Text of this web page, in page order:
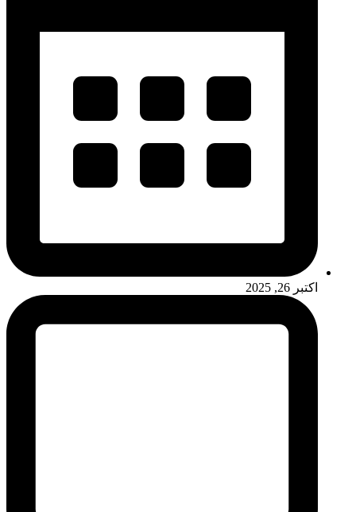
اکتبر 26, 2025